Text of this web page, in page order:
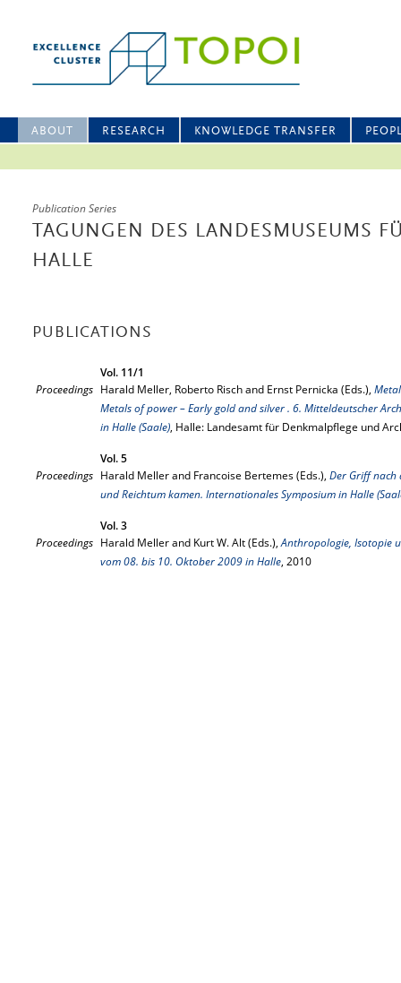
ABOUT RESEARCH KNOWLEDGE TRANSFER
Publication Series
TAGUNGEN DES LANDESMUSEUMS
HALLE
PUBLICATIONS
Vol. 11/1
Proceedings Harald Meller, Roberto Risch and Ernst Pernicka (Eds.),
Metals of power – Early gold and silver . 6. Mitteldeutscher
in Halle (Saale), Halle: Landesamt für Denkmalpflege und
Vol. 5
Proceedings Harald Meller and Francoise Bertemes (Eds.), Der Griff nach
und Reichtum kamen. Internationales Symposium in Halle
Vol. 3
Proceedings Harald Meller and Kurt W. Alt (Eds.),Anthropologie, Isotopie
vom 08. bis 10. Oktober 2009 in Halle, 2010